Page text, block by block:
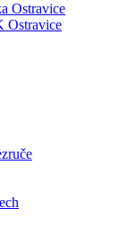
Ostravice
Ostravice